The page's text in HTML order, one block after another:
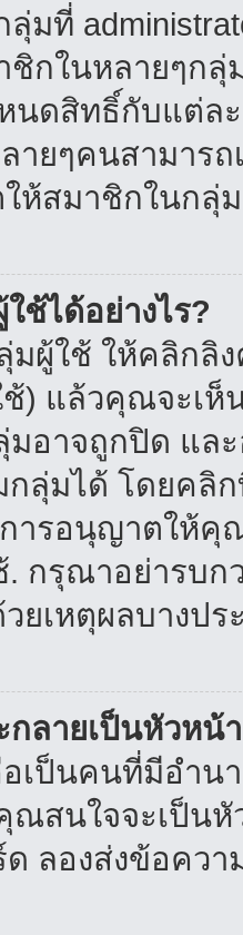
มที่
ชิกในหลายๆก
นดสิทธิ์กับแต่ล
ายๆคนสามารถ
สมาชิกในกลุ่ม
ช้ได้อย่างไร?
มผู้ใช้ ให้คลิก
) แล้วคุณจะเห็
มอาจถูกปิด แ
กลุ่มได้ โดยคลิ
ารอนุญาตให้คุ
. กรุณาอย่ารบก
เหตุผลบางปร
กลายเป็นหัวหน้
ป็นคนที่มีอำนา
ณสนใจจะเป็น
ลองส่งข้อคว